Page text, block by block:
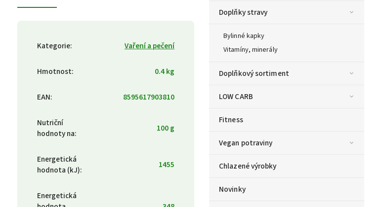
Doplňky stravy
Bylinné kapky
Vitamíny, minerály
Doplňkový sortiment
LOW CARB
Fitness
Vegan potraviny
Chlazené výrobky
Novinky
Kategorie: Vaření a pečení
Hmotnost: 0.4 kg
EAN: 8595617903810
Nutriční
hodnoty na: 100 g
Energetická
hodnota (kJ): 1455
Energetická